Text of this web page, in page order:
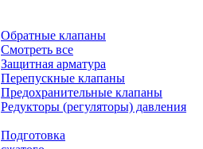
Обратные клапаны
Смотреть все
Защитная арматура
Перепускные клапаны
Предохранительные клапаны
Редукторы (регуляторы) давления
Подготовка